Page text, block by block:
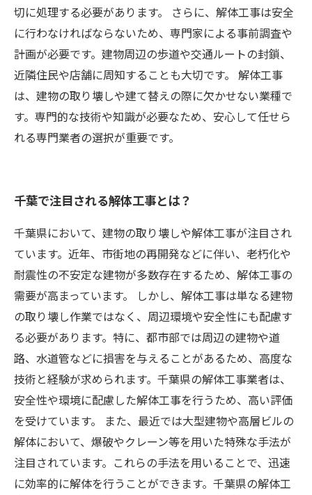
切に処理する必要があります。 さらに、解体工事は安全
に行わなければならないため、専門家による事前調査や
計画が必要です。建物周辺の歩道や交通ルートの封鎖、
近隣住民や店舗に周知することも大切です。 解体工事
は、建物の取り壊しや建て替えの際に欠かせない業種で
す。専門的な技術や知識が必要なため、安心して任せら
れる専門業者の選択が重要です。
千葉で注目される解体工事とは？
千葉県において、建物の取り壊しや解体工事が注目され
ています。近年、市街地の再開発などに伴い、老朽化や
耐震性の不安定な建物が多数存在するため、解体工事の
需要が高まっています。 しかし、解体工事は単なる建物
の取り壊し作業ではなく、周辺環境や安全性にも配慮す
る必要があります。特に、都市部では周辺の建物や道
路、水道管などに損害を与えることがあるため、高度な
技術と経験が求められます。千葉県の解体工事業者は、
安全性や環境に配慮した解体工事を行うため、高い評価
を受けています。 また、最近では大型建物や高層ビルの
解体において、爆破やクレーン等を用いた特殊な手法が
注目されています。これらの手法を用いることで、迅速
に効率的に解体を行うことができます。千葉県の解体工